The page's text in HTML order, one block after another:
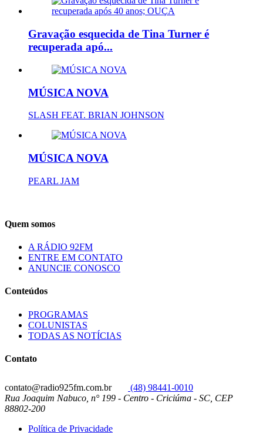
Gravação esquecida de Tina Turner é
recuperada apó...
MÚSICA NOVA
SLASH FEAT. BRIAN JOHNSON
MÚSICA NOVA
PEARL JAM
Quem somos
A RÁDIO 92FM
ENTRE EM CONTATO
ANUNCIE CONOSCO
Conteúdos
PROGRAMAS
COLUNISTAS
TODAS AS NOTÍCIAS
Contato
contato@radio925fm.com.br
(48) 98441-0010
Rua Joaquim Nabuco, n° 199 - Centro - Criciúma - SC, CEP
88802-200
Política de Privacidade